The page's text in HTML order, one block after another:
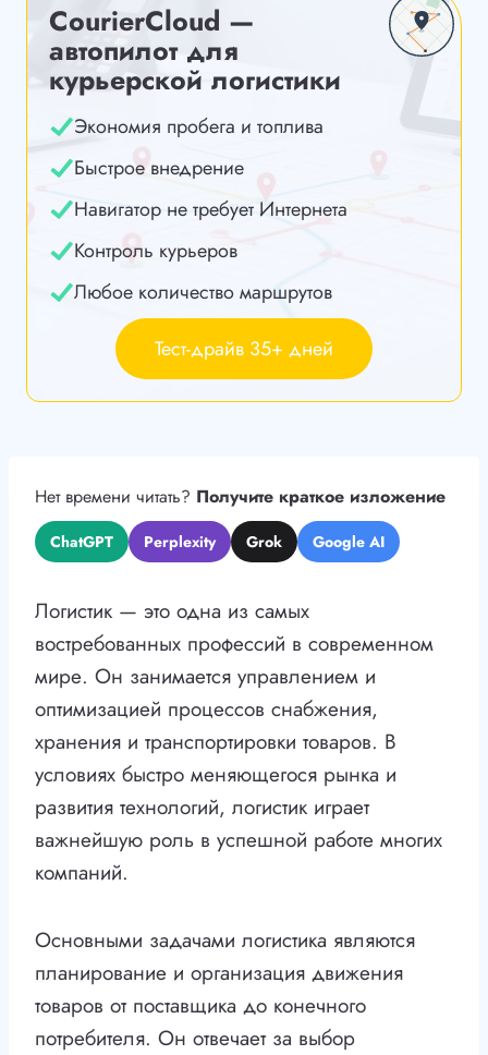
CourierCloud —
автопилот для
курьерской логистики
Экономия пробега и топлива
Быстрое внедрение
Навигатор не требует Интернета
Контроль курьеров
Любое количество маршрутов
Тест-драйв 35+ дней
Нет времени читать? Получите краткое изложение
ChatGPT Perplexity Grok Google AI
Логистик — это одна из самых
востребованных профессий в современном
мире. Он занимается управлением и
оптимизацией процессов снабжения,
хранения и транспортировки товаров. В
условиях быстро меняющегося рынка и
развития технологий, логистик играет
важнейшую роль в успешной работе многих
компаний.
Основными задачами логистика являются
планирование и организация движения
товаров от поставщика до конечного
потребителя. Он отвечает за выбор